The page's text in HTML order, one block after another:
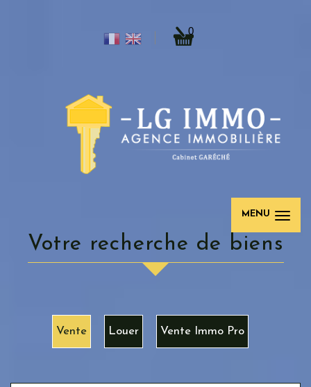
0
MENU
Votre recherche de biens
Vente Louer Vente Immo Pro